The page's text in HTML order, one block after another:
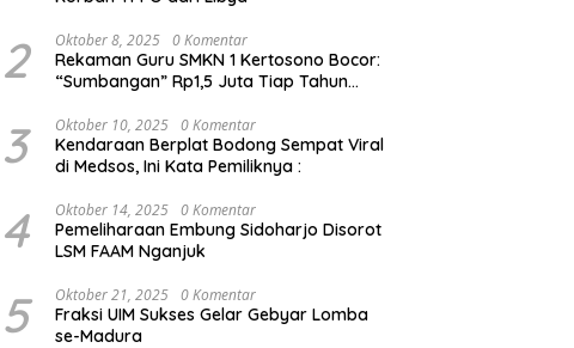
2 Oktober 8, 2025 0 Komentar
Rekaman Guru SMKN 1 Kertosono Bocor:
“Sumbangan” Rp1,5 Juta Tiap Tahun
Pungli di Jatim Dipertanyakan
3 Oktober 10, 2025 0 Komentar
Kendaraan Berplat Bodong Sempat Viral
di Medsos, Ini Kata Pemiliknya :
4 Oktober 14, 2025 0 Komentar
Pemeliharaan Embung Sidoharjo Disorot
LSM FAAM Nganjuk
5 Oktober 21, 2025 0 Komentar
Fraksi UIM Sukses Gelar Gebyar Lomba
se-Madura